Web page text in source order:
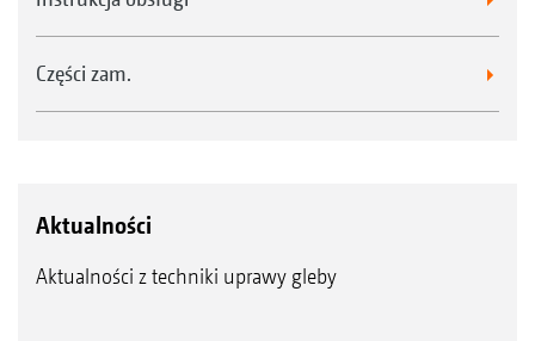
Części zam.
Aktualności
Aktualności z techniki uprawy gleby